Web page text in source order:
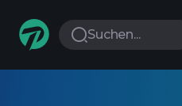
Suchen...